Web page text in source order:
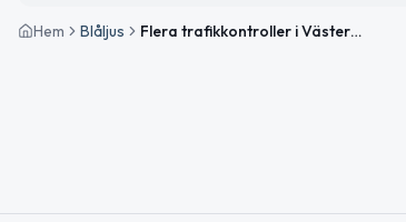
Hem Blåljus Flera trafikkontroller i Västernorrlands län – olovlig körning och hastighetsböter